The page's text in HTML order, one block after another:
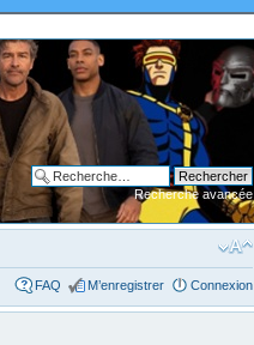
Recherche avancée
FAQ M’enregistrer Connexion